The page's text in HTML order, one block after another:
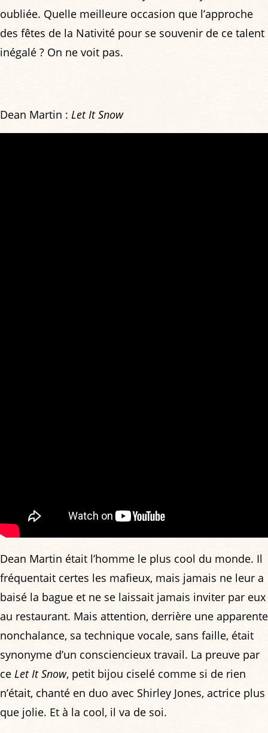
oubliée. Quelle meilleure occasion que l’approche
des fêtes de la Nativité pour se souvenir de ce talent
inégalé ? On ne voit pas.
Dean Martin : Let It Snow
Dean Martin était l’homme le plus cool du monde. Il
fréquentait certes les mafieux, mais jamais ne leur a
baisé la bague et ne se laissait jamais inviter par eux
au restaurant. Mais attention, derrière une apparente
nonchalance, sa technique vocale, sans faille, était
synonyme d’un consciencieux travail. La preuve par
ce Let It Snow, petit bijou ciselé comme si de rien
n’était, chanté en duo avec Shirley Jones, actrice plus
que jolie. Et à la cool, il va de soi.